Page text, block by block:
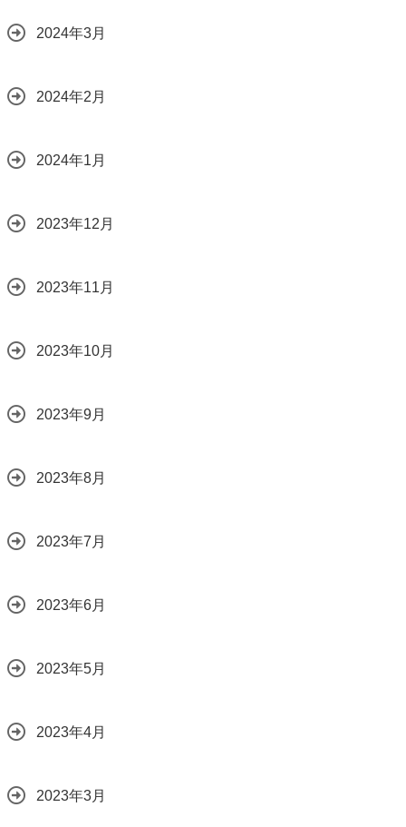
2024年3月
2024年2月
2024年1月
2023年12月
2023年11月
2023年10月
2023年9月
2023年8月
2023年7月
2023年6月
2023年5月
2023年4月
2023年3月